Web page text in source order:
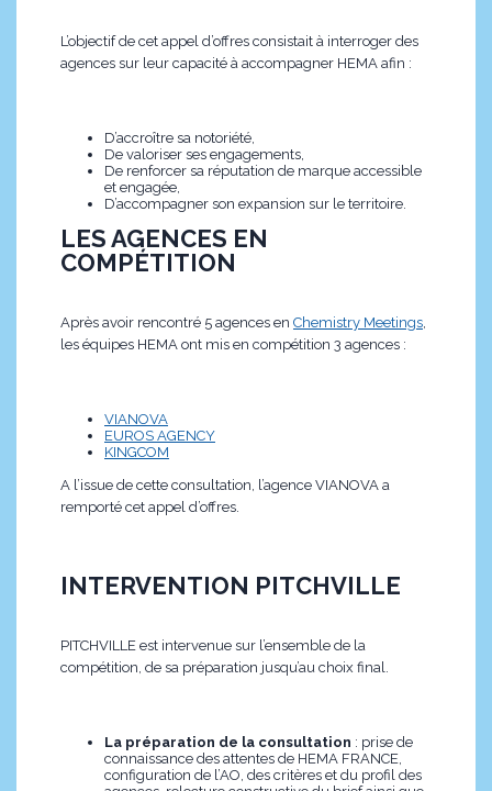
L’objectif de cet appel d’offres consistait à interroger des
agences sur leur capacité à accompagner HEMA afin :
D’accroître sa notoriété,
De valoriser ses engagements,
De renforcer sa réputation de marque accessible
et engagée,
D’accompagner son expansion sur le territoire.
LES AGENCES EN
COMPÉTITION
Après avoir rencontré 5 agences en Chemistry Meetings
les équipes HEMA ont mis en compétition 3 agences :
VIANOVA
EUROS AGENCY
KINGCOM
A l’issue de cette consultation, l’agence VIANOVA a
remporté cet appel d’offres.
INTERVENTION PITCHVILLE
PITCHVILLE est intervenue sur l’ensemble de la
compétition, de sa préparation jusqu’au choix final.
La préparation de la consultation : prise de
connaissance des attentes de HEMA FRANCE,
configuration de l’AO, des critères et du profil des